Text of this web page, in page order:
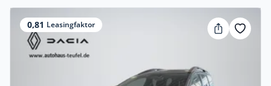
0,81 Leasingfaktor